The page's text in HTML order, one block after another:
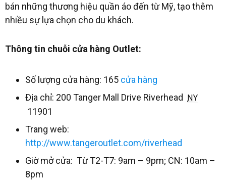
bán những thương hiệu quần áo đến từ Mỹ, tạo thêm
nhiều sự lựa chọn cho du khách.
Thông tin chuỗi cửa hàng Outlet:
Số lượng cửa hàng: 165 cửa hàng
Địa chỉ: 200 Tanger Mall Drive Riverhead NY
11901
Trang web:
http://www.tangeroutlet.com/riverhead
Giờ mở cửa: Từ T2-T7: 9am – 9pm; CN: 10am –
8pm